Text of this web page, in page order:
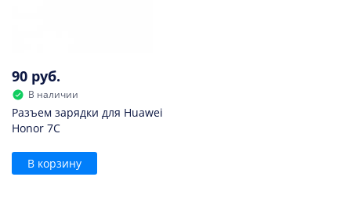
90 руб.
В наличии
Разъем зарядки для Huawei
Honor 7C
В корзину